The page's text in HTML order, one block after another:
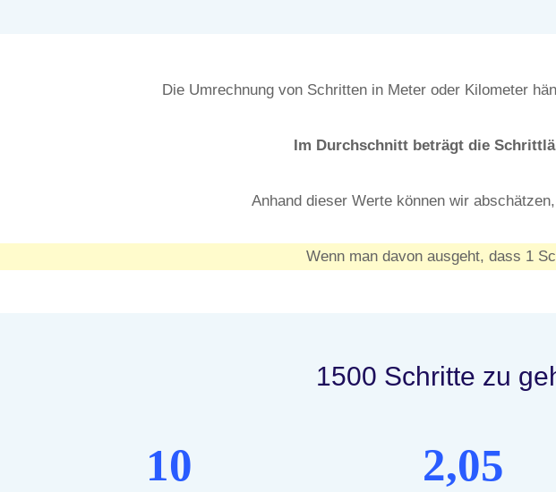
Die Umrechnung von Schritten in Meter oder Kilometer
Im Durchschnitt beträgt die
Anhand dieser Werte können wir
Wenn man davon ausgeht, dass 1
1500 Schritte zu
10 2,05